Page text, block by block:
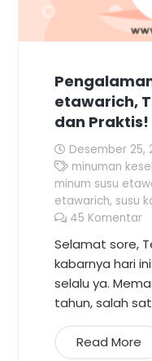
etawarich,
dan Praktis!
Desember 25,
minuman
minum susu
etawarich, susu
45 Komentar
Selamat sore,
kabarnya hari
selalu ya.
tahun, salah
Read More